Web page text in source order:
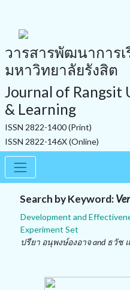
วารสารพัฒนาการ
มหาวิทยาลัยรังสิต
Journal of Rangsit
& Learning
ISSN 2822-1400 (Print)
ISSN 2822-146X (Online)
Search by Keyword:
Development and
Experiment Set
ปรียา อนุพงษ์องอาจ and ธวั